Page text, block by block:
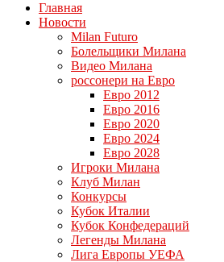
Главная
Новости
Milan Futuro
Болельщики Милана
Видео Милана
россонери на Евро
Евро 2012
Евро 2016
Евро 2020
Евро 2024
Евро 2028
Игроки Милана
Клуб Милан
Конкурсы
Кубок Италии
Кубок Конфедераций
Легенды Милана
Лига Европы УЕФА